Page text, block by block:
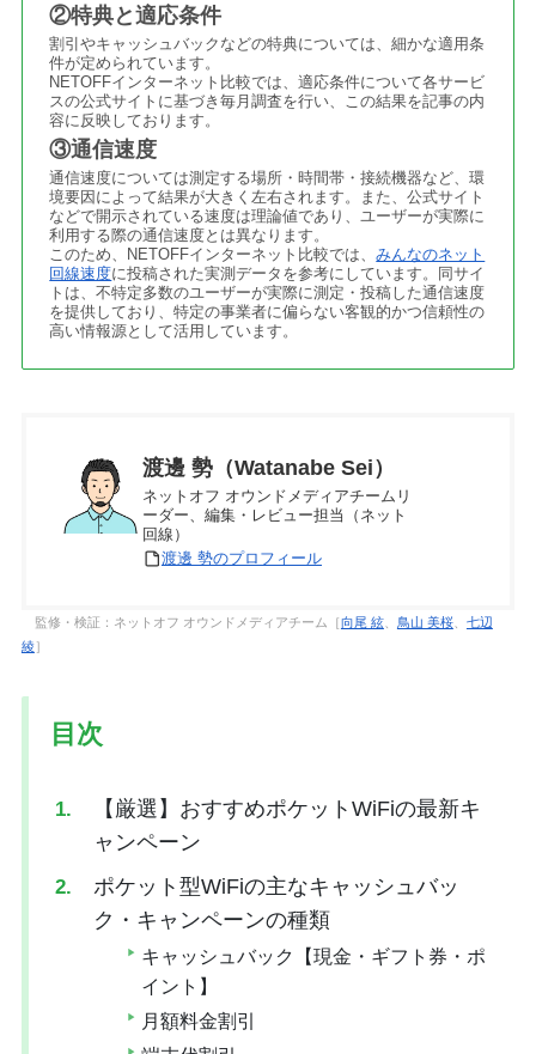
②特典と適応条件
割引やキャッシュバックなどの特典については、細かな適用条
件が定められています。
NETOFFインターネット比較では、適応条件について各サービ
スの公式サイトに基づき毎月調査を行い、この結果を記事の内
容に反映しております。
③通信速度
通信速度については測定する場所・時間帯・接続機器など、環
境要因によって結果が大きく左右されます。また、公式サイト
などで開示されている速度は理論値であり、ユーザーが実際に
利用する際の通信速度とは異なります。
このため、NETOFFインターネット比較では、みんなのネット
回線速度に投稿された実測データを参考にしています。同サイ
トは、不特定多数のユーザーが実際に測定・投稿した通信速度
を提供しており、特定の事業者に偏らない客観的かつ信頼性の
高い情報源として活用しています。
渡邊 勢（Watanabe Sei）
ネットオフ オウンドメディアチームリ
ーダー、編集・レビュー担当（ネット
回線）
渡邊 勢のプロフィール
監修・検証：ネットオフ オウンドメディアチーム［向尾 絃、 鳥山 美桜、 七辺
綾］
目次
【厳選】おすすめポケットWiFiの最新キ
ャンペーン
ポケット型WiFiの主なキャッシュバッ
ク・キャンペーンの種類
キャッシュバック【現金・ギフト券・ポ
イント】
月額料金割引